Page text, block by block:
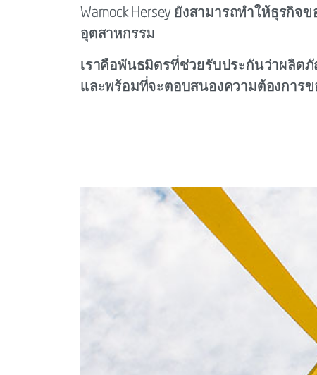
Warnock Hersey ยังสามารถทำให้ธุรกิ
อุตสาหกรรม
เราคือพันธมิตรที่ช่วยรับประกันว่าผลิ
และพร้อมที่จะตอบสนองความต้องการ